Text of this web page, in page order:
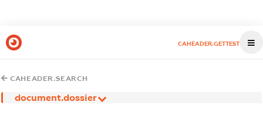
CAHEADER.GETTEST
CAHEADER.SEARCH
document.dossier